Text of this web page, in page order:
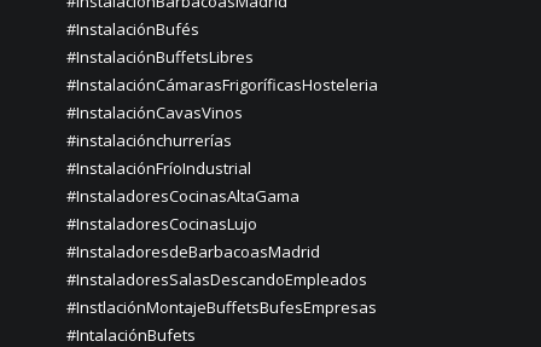
#InstalaciónBufés
#InstalaciónBuffetsLibres
#InstalaciónCámarasFrigoríficasHosteleria
#InstalaciónCavasVinos
#instalaciónchurrerías
#InstalaciónFríoIndustrial
#InstaladoresCocinasAltaGama
#InstaladoresCocinasLujo
#InstaladoresdeBarbacoasMadrid
#InstaladoresSalasDescandoEmpleados
#InstlaciónMontajeBuffetsBufesEmpresas
#IntalaciónBufets